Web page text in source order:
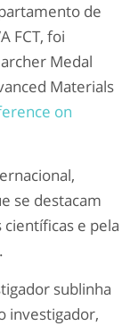
de
FCT, foi
Medal
Materials
on
se destacam
e pela
sublinha
investigador,